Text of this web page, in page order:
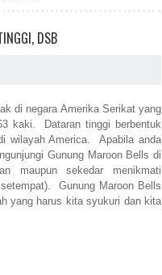
DSB
di negara Amerika Serikat yang
kaki. Dataran tinggi berbentuk
wilayah America. Apabila anda
Gunung Maroon Bells di
maupun sekedar menikmati
Gunung Maroon Bells
yang harus kita syukuri dan kita